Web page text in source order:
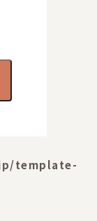
template-